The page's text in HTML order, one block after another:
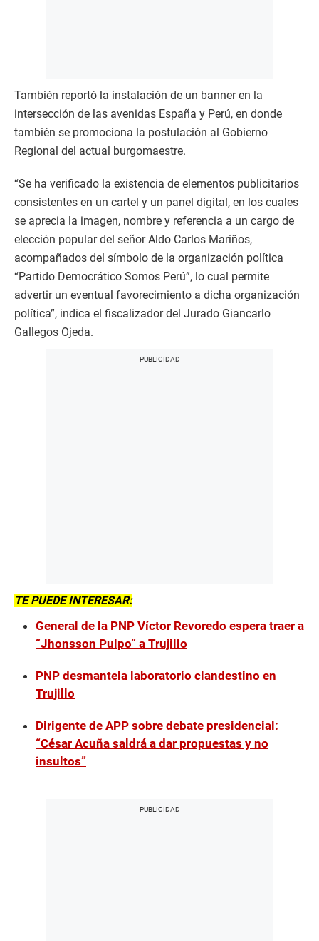
También reportó la instalación de un banner en la
intersección de las avenidas España y Perú, en donde
también se promociona la postulación al Gobierno
Regional del actual burgomaestre.
“Se ha verificado la existencia de elementos publicitarios
consistentes en un cartel y un panel digital, en los cuales
se aprecia la imagen, nombre y referencia a un cargo de
elección popular del señor Aldo Carlos Mariños,
acompañados del símbolo de la organización política
“Partido Democrático Somos Perú”, lo cual permite
advertir un eventual favorecimiento a dicha organización
política”, indica el fiscalizador del Jurado Giancarlo
Gallegos Ojeda.
TE PUEDE INTERESAR:
General de la PNP Víctor Revoredo espera traer a
“Jhonsson Pulpo” a Trujillo
PNP desmantela laboratorio clandestino en
Trujillo
Dirigente de APP sobre debate presidencial:
“César Acuña saldrá a dar propuestas y no
insultos”